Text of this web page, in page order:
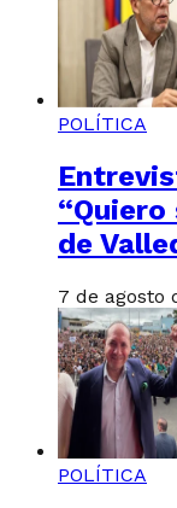
POLÍTICA
de
7 de agosto
POLÍTICA